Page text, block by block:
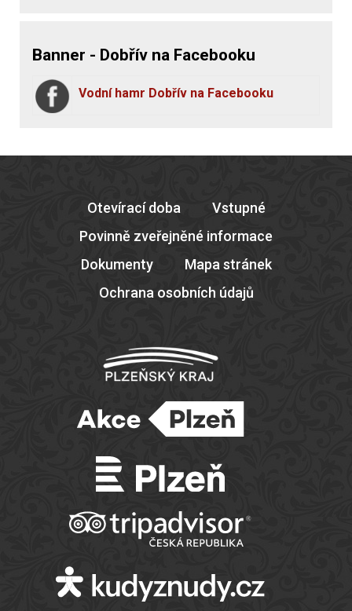
Banner - Dobřív na Facebooku
Vodní hamr Dobřív na Facebooku
Otevírací doba
Vstupné
Povinně zveřejněné informace
Dokumenty
Mapa stránek
Ochrana osobních údajů